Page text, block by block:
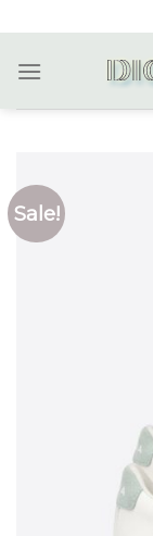
to
content
Sale!